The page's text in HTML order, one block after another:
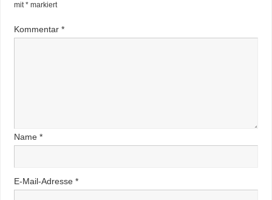
mit*markiert
Kommentar *
Name *
E-Mail-Adresse *